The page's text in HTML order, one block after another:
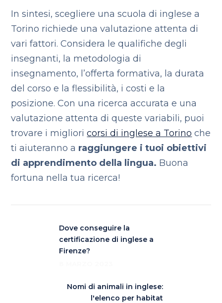
In sintesi, scegliere una scuola di inglese a
Torino richiede una valutazione attenta di
vari fattori. Considera le qualifiche degli
insegnanti, la metodologia di
insegnamento, l’offerta formativa, la durata
del corso e la flessibilità, i costi e la
posizione. Con una ricerca accurata e una
valutazione attenta di queste variabili, puoi
trovare i miglioricorsi di inglese a Torino che
ti aiuteranno a raggiungere i tuoi obiettivi
di apprendimento della lingua. Buona
fortuna nella tua ricerca!
Dove conseguire la
certificazione di inglese a
Firenze?
Nomi di animali in inglese:
l'elenco per habitat